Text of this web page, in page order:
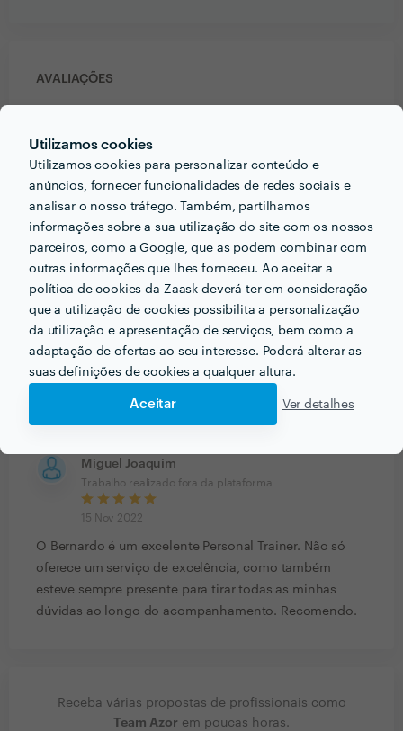
Utilizamos cookies
Utilizamos cookies para personalizar conteúdo e
anúncios, fornecer funcionalidades de redes sociais e
analisar o nosso tráfego. Também, partilhamos
informações sobre a sua utilização do site com os nossos
parceiros, como a Google, que as podem combinar com
outras informações que lhes forneceu. Ao aceitar a
política de cookies da Zaask deverá ter em consideração
que a utilização de cookies possibilita a personalização
da utilização e apresentação de serviços, bem como a
adaptação de ofertas ao seu interesse. Poderá alterar as
suas definições de cookies a qualquer altura.
Aceitar Ver detalhes
AVALIAÇÕES
1 avaliação
4 0
3
Miguel Joaquim
Trabalho realizado fora da plataforma
15 Nov 2022
O Bernardo é um excelente Personal Trainer. Não só
oferece um serviço de excelência, como também
esteve sempre presente para tirar todas as minhas
dúvidas ao longo do acompanhamento. Recomendo.
Receba várias propostas de profissionais como
Team Azor em poucas horas.